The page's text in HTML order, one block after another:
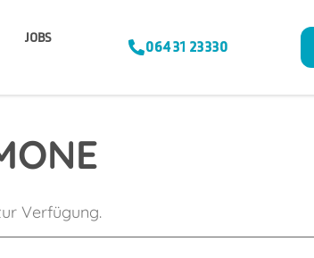
JOBS 06431 23330
Verfügung.